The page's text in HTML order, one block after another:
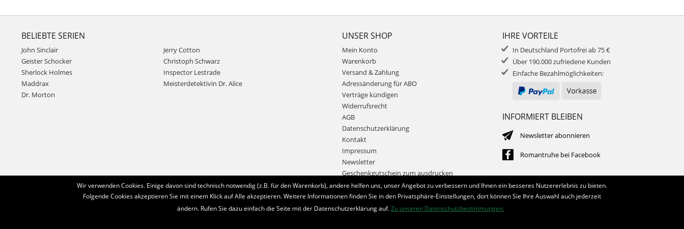
BELIEBTE SERIEN
John Sinclair
Geister Schocker
Sherlock Holmes
Maddrax
Dr. Morton
Jerry Cotton
Christoph Schwarz
Inspector Lestrade
Meisterdetektivin Dr. Alice
UNSER SHOP
Mein Konto
Warenkorb
Versand & Zahlung
Adressänderung für ABO
Verträge kündigen
Widerrufsrecht
AGB
Datenschutzerklärung
Kontakt
Impressum
Newsletter
Geschenkgutschein zum ausdrucken
IHRE VORTEILE
In Deutschland Portofrei ab 75 €
Über 190.000 zufriedene Kunden
Einfache Bezahlmöglichkeiten:
INFORMIERT BLEIBEN
Newsletter abonnieren
Romantruhe bei Facebook
Bestellung widerrufen
Wir verwenden Cookies. Einige davon sind technisch notwendig (z.B. für den Warenkorb), andere helfen uns, unser Angebot zu verbessern und Ihnen ein besseres Nutzererlebnis zu bieten.
Folgende Cookies akzeptieren Sie mit einem Klick auf Alle akzeptieren. Weitere Informationen finden Sie in den Privatsphäre-Einstellungen, dort können Sie Ihre Auswahl auch jederzeit
ändern. Rufen Sie dazu einfach die Seite mit der Datenschutzerklärung auf.Zu unseren Datenschutzbestimmungen.